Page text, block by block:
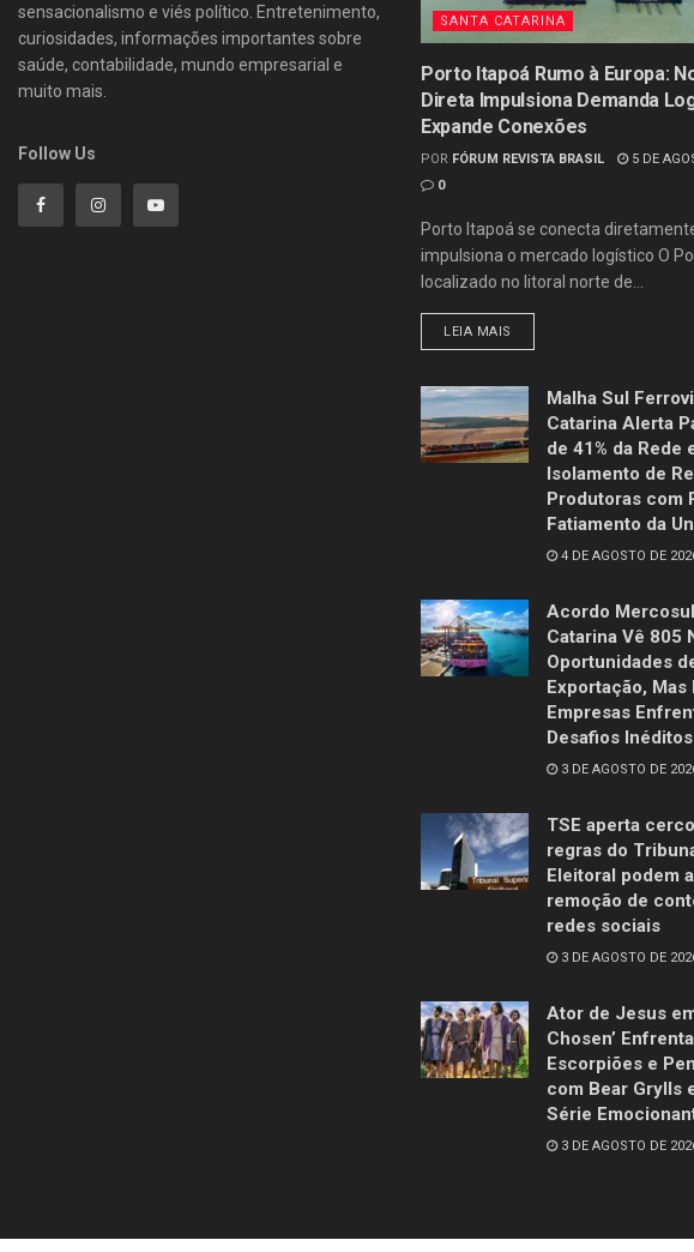
sensacionalismo e viés político. Entretenimento,
curiosidades, informações importantes sobre
saúde, contabilidade, mundo empresarial e
muito mais.
Follow Us
SANTA CATARINA
Porto Itapoá Rumo à Europa:
Direta Impulsiona Demanda
Expande Conexões
POR FÓRUM REVISTA BRASIL
5 DE
0
Porto Itapoá se conecta
impulsiona o mercado logístico O
localizado no litoral norte de...
LEIA MAIS
Malha Sul
Catarina Alerta
de 41% da Rede
Isolamento de
Produtoras com
Fatiamento da
4 DE AGOSTO DE
Acordo
Catarina Vê 805
Oportunidades
Exportação, Mas
Empresas
Desafios Inéditos
3 DE AGOSTO DE
TSE aperta
regras do
Eleitoral podem
remoção de
redes sociais
3 DE AGOSTO DE
Ator de Jesus
Chosen’ Enfrenta
Escorpiões e
com Bear Grylls
Série
3 DE AGOSTO DE